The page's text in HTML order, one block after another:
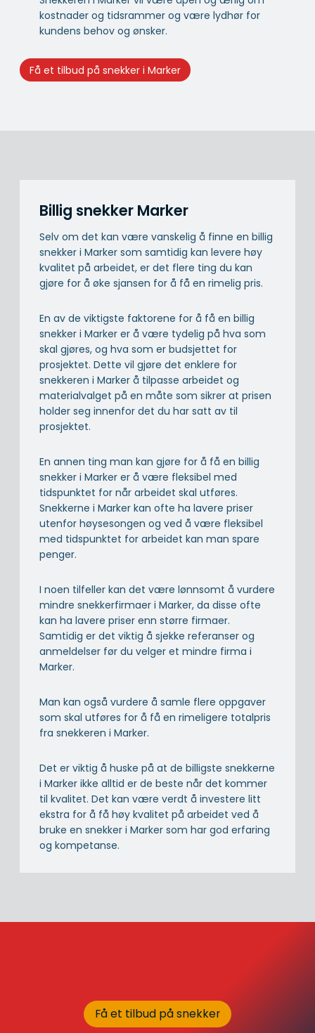
kostnader og tidsrammer og være lydhør for
kundens behov og ønsker.
Få et tilbud på snekker i Marker
Billig snekker Marker
Selv om det kan være vanskelig å finne en billig
snekker i Marker som samtidig kan levere høy
kvalitet på arbeidet, er det flere ting du kan
gjøre for å øke sjansen for å få en rimelig pris.
En av de viktigste faktorene for å få en billig
snekker i Marker er å være tydelig på hva som
skal gjøres, og hva som er budsjettet for
prosjektet. Dette vil gjøre det enklere for
snekkeren i Marker å tilpasse arbeidet og
materialvalget på en måte som sikrer at prisen
holder seg innenfor det du har satt av til
prosjektet.
En annen ting man kan gjøre for å få en billig
snekker i Marker er å være fleksibel med
tidspunktet for når arbeidet skal utføres.
Snekkerne i Marker kan ofte ha lavere priser
utenfor høysesongen og ved å være fleksibel
med tidspunktet for arbeidet kan man spare
penger.
I noen tilfeller kan det være lønnsomt å vurdere
mindre snekkerfirmaer i Marker, da disse ofte
kan ha lavere priser enn større firmaer.
Samtidig er det viktig å sjekke referanser og
anmeldelser før du velger et mindre firma i
Marker.
Man kan også vurdere å samle flere oppgaver
som skal utføres for å få en rimeligere totalpris
fra snekkeren i Marker.
Det er viktig å huske på at de billigste snekkerne
i Marker ikke alltid er de beste når det kommer
til kvalitet. Det kan være verdt å investere litt
ekstra for å få høy kvalitet på arbeidet ved å
bruke en snekker i Marker som har god erfaring
og kompetanse.
Få et tilbud på snekker